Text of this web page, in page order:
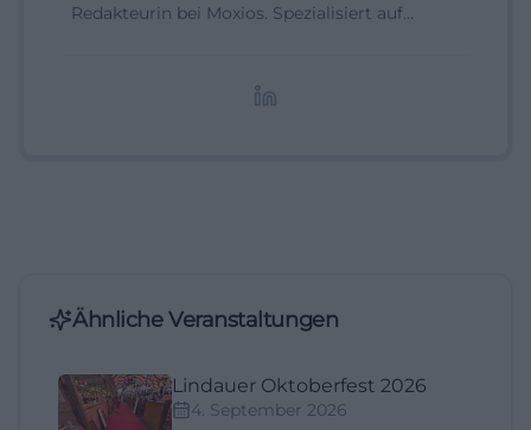
Redakteurin bei Moxios. Spezialisiert auf
Ähnliche Veranstaltungen
Lindauer Oktoberfest 2026
4. September 2026